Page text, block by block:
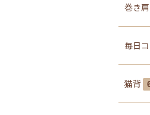
巻き
毎日
猫背